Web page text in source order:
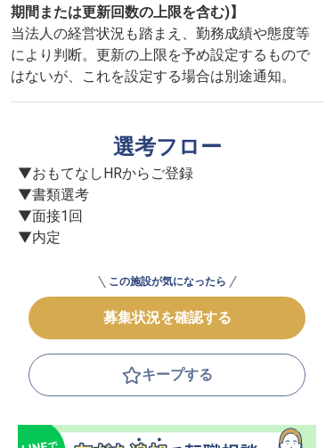
期間または更新回数の上限を含む)】
当法人の経営状況も踏まえ、勤務成績や態度等
により判断。更新の上限を予め設定するもので
はないが、これを設定する場合は別途通知。
選考フロー
▼おもてなしHRからご登録
▼書類選考
▼面接1回
▼内定
この施設が気になったら
募集状況を確認する
キープする